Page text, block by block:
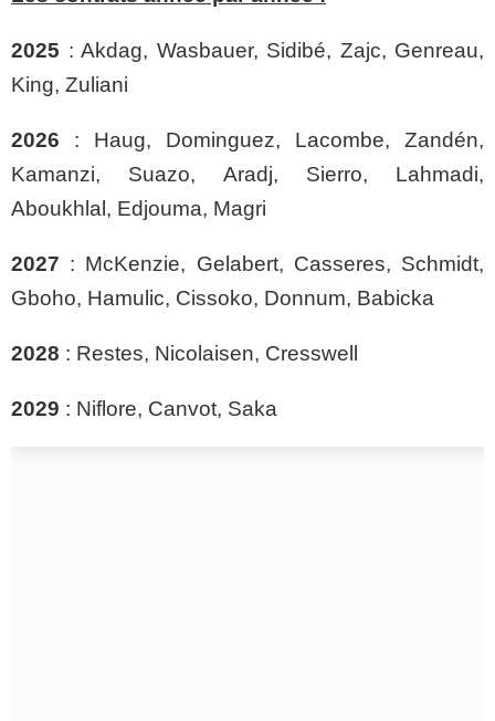
2025 : Akdag, Wasbauer, Sidibé, Zajc, Genreau,
King, Zuliani
2026 : Haug, Dominguez, Lacombe, Zandén,
Kamanzi, Suazo, Aradj, Sierro, Lahmadi,
Aboukhlal, Edjouma, Magri
2027 : McKenzie, Gelabert, Casseres, Schmidt,
Gboho, Hamulic, Cissoko, Donnum, Babicka
2028 : Restes, Nicolaisen, Cresswell
2029 : Niflore, Canvot, Saka